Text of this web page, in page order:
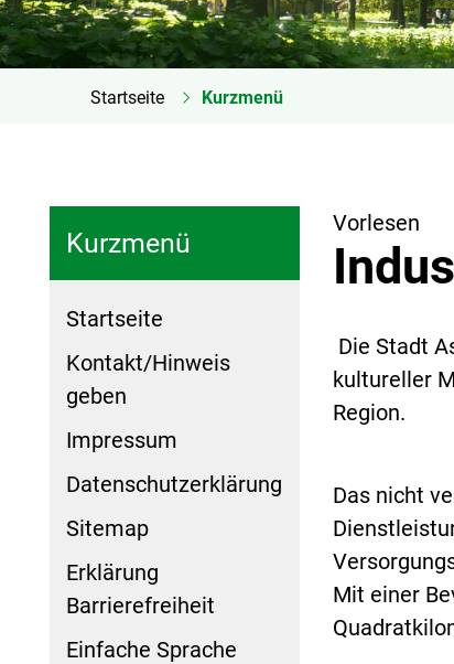
Startseite Kurzmenü
Kurzmenü
Startseite
Kontakt/Hinweis
geben
Impressum
Datenschutzerklärung
Sitemap
Erklärung
Barrierefreiheit
Einfache Sprache
Vorlesen
Die Stadt
kultureller
Region.
Das nicht
Mit einer